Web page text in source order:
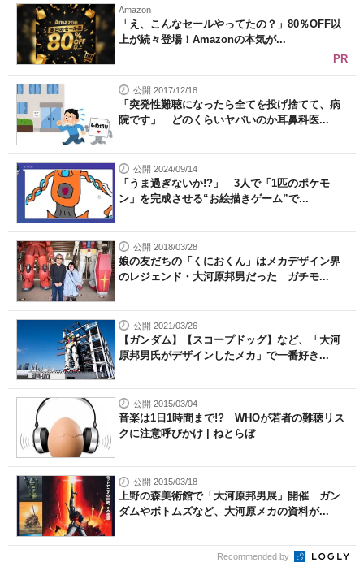
Amazon
「え、こんなセールやってたの？」80％OFF以
上が続々登場！Amazonの本気が...
PR
公開 2017/12/18
「突発性難聴になったら全てを投げ捨てて、病
院です」 どのくらいヤバいのか耳鼻科医...
公開 2024/09/14
「うま過ぎないか!?」 3人で「1匹のポケモ
ン」を完成させる“お絵描きゲーム”で...
公開 2018/03/28
娘の友だちの「くにおくん」はメカデザイン界
のレジェンド・大河原邦男だった ガチモ...
公開 2021/03/26
【ガンダム】【スコープドッグ】など、「大河
原邦男氏がデザインしたメカ」で一番好き...
公開 2015/03/04
音楽は1日1時間まで!? WHOが若者の難聴リス
クに注意呼びかけ | ねとらぼ
公開 2015/03/18
上野の森美術館で「大河原邦男展」開催 ガン
ダムやボトムズなど、大河原メカの資料が...
Recommended by